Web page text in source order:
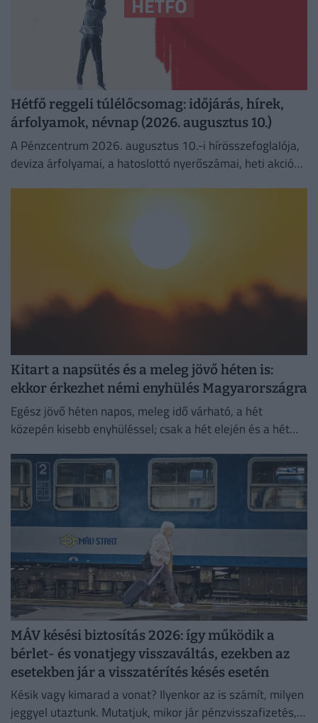
Hétfő reggeli túlélőcsomag: időjárás, hírek,
árfolyamok, névnap (2026. augusztus 10.)
A Pénzcentrum 2026. augusztus 10.-i hírösszefoglalója,
deviza árfolyamai, a hatoslottó nyerőszámai, heti akciók
Kitart a napsütés és a meleg jövő héten is:
ekkor érkezhet némi enyhülés Magyarországra
Egész jövő héten napos, meleg idő várható, a hét
közepén kisebb enyhüléssel; csak a hét elején és a hét
MÁV késési biztosítás 2026: így működik a
bérlet- és vonatjegy visszaváltás, ezekben az
esetekben jár a visszatérítés késés esetén
Késik vagy kimarad a vonat? Ilyenkor az is számít, milyen
jeggyel utaztunk. Mutatjuk, mikor jár pénzvisszafizetés,